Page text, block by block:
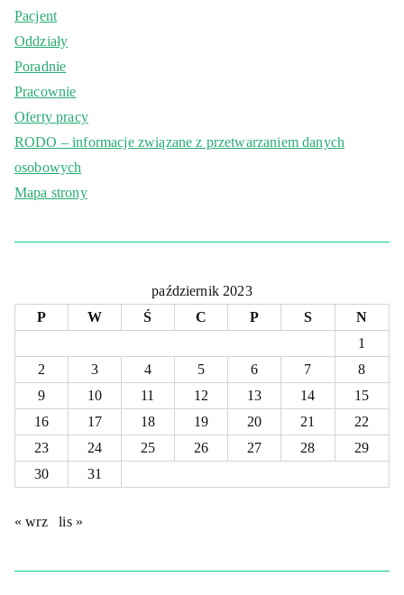
Pacjent
Oddziały
Poradnie
Pracownie
Oferty pracy
RODO – informacje związane z przetwarzaniem danych
osobowych
Mapa strony
październik 2023
P
W Ś C P S
N
1
2
3 4 5 6 7
8
9
10 11 12 13 14
15
16
17 18 19 20 21
22
23
24 25 26 27 28
29
30
31
« wrz lis »